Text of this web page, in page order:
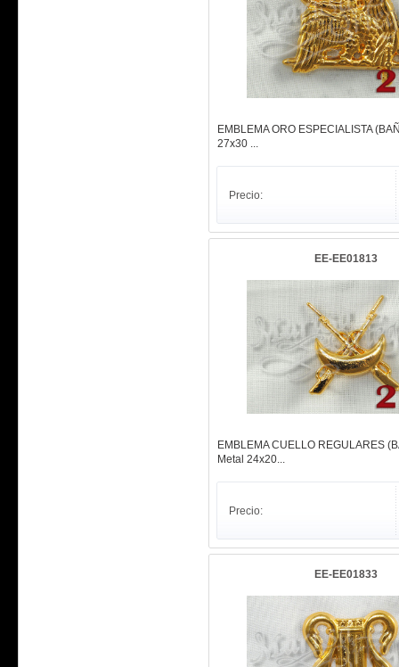
EMBLEMA ORO ESPECIALISTA
27x30 ...
Precio:
EE-EE01813
EMBLEMA CUELLO REGULARES
Metal 24x20...
Precio:
EE-EE01833